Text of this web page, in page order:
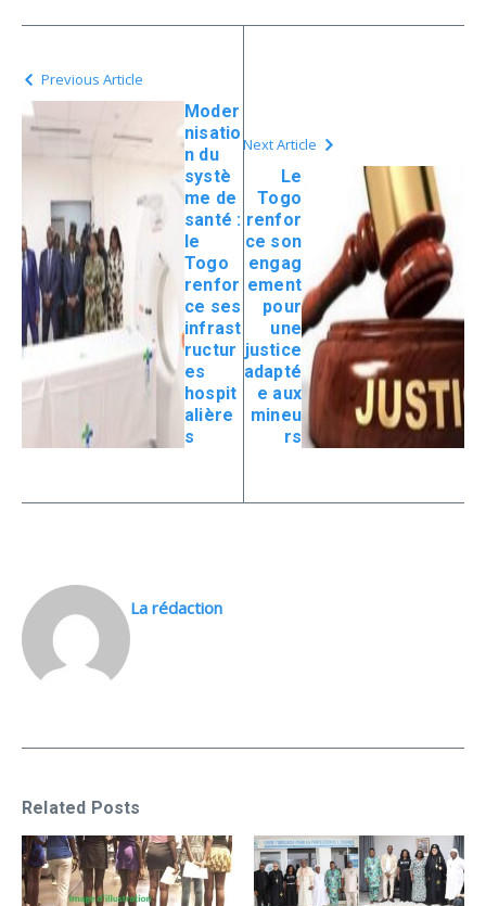
Previous Article
Moder
nisatio
n du
systè
me de
santé :
le
Togo
renfor
ce ses
infrast
ructur
es
hospit
alière
s
Next Article
Le
Togo
renfor
ce son
engag
ement
pour
une
justice
adapté
e aux
mineu
rs
La rédaction
Related Posts